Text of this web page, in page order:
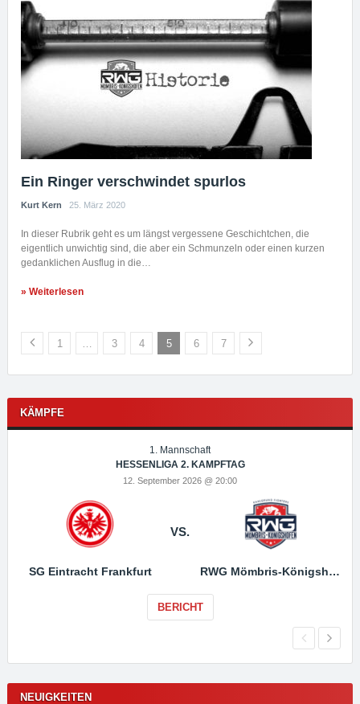
Ein Ringer verschwindet spurlos
Kurt Kern 25. März 2020
In dieser Rubrik geht es um längst vergessene Geschichtchen, die
eigentlich unwichtig sind, die aber ein Schmunzeln oder einen kurzen
gedanklichen Ausflug in die…
» Weiterlesen
1 … 3 4 5 6 7
KÄMPFE
1. Mannschaft
HESSENLIGA 2. KAMPFTAG
12. September 2026 @ 20:00
SG Eintracht Frankfurt
VS.
RWG Mömbris-Königshofen
BERICHT
NEUIGKEITEN